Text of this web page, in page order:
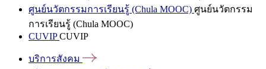
ศูนย์นวัตกรรมการเรียนรู้ (Chula MOOC) ศูนย์นวัตกรรม
การเรียนรู้ (Chula MOOC)
CUVIPCUVIP
บริการสังคม